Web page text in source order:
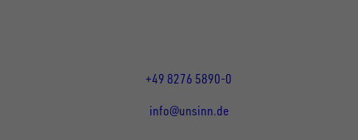
+49 8276 5890-0
info@unsinn.de